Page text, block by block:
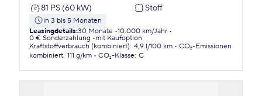
81 PS (60 kW)
Stoff
in 3 bis 5 Monaten
Leasingdetails:30 Monate 10.000 km/Jahr
0 € Sonderzahlung
mit Kaufoption
Kraftstoffverbrauch (kombiniert): 4,9 l/100 km
CO₂-Emissionen
kombiniert: 111 g/km CO₂-Klasse: C